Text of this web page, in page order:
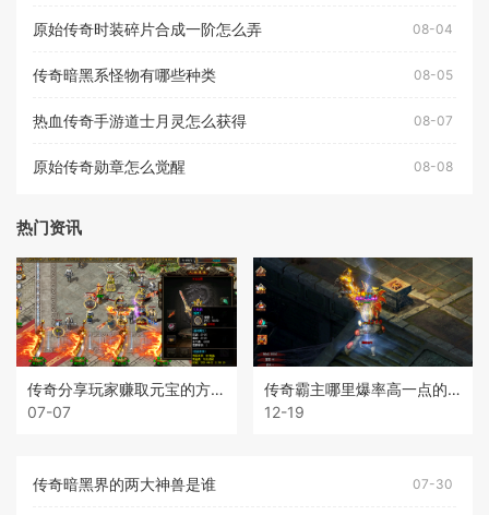
原始传奇时装碎片合成一阶怎么弄 08-04
传奇暗黑系怪物有哪些种类 08-05
热血传奇手游道士月灵怎么获得 08-07
原始传奇勋章怎么觉醒 08-08
热门资讯
传奇分享玩家赚取元宝的方法
07-07
传奇霸主哪里爆率高一点的装备
12-19
传奇暗黑界的两大神兽是谁 07-30